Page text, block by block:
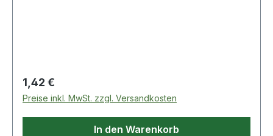
Regulärer Preis:
1,42 €
Preise inkl. MwSt. zzgl. Versandkosten
In den Warenkorb